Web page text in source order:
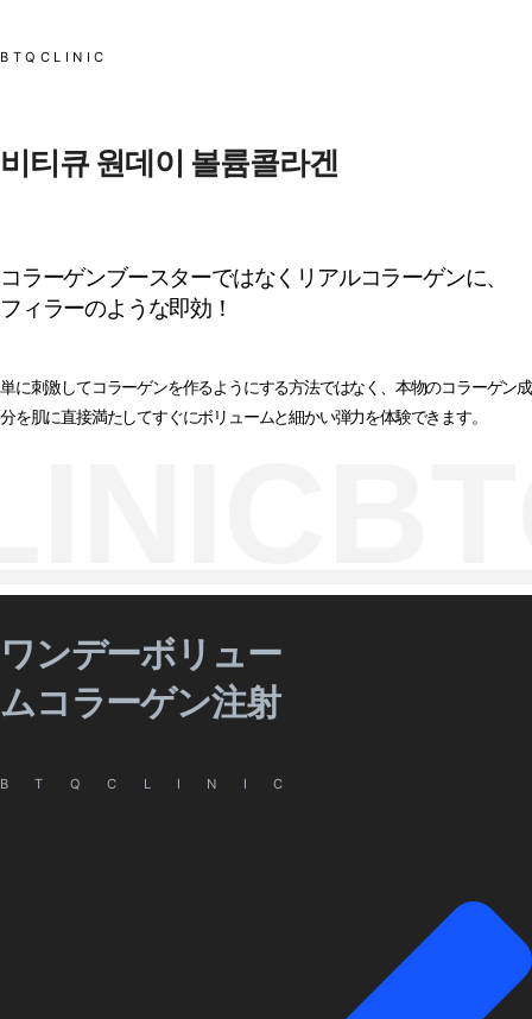
BTQCLINIC
비티큐 원데이 볼륨콜라겐
コラーゲンブースターではなくリアルコラーゲンに、
フィラーのような即効！
単に刺激してコラーゲンを作るようにする方法ではなく、本物のコラーゲン成
分を肌に直接満たしてすぐにボリュームと細かい弾力を体験できます。
ワンデーボリュー
ムコラーゲン注射
BTQCLINIC